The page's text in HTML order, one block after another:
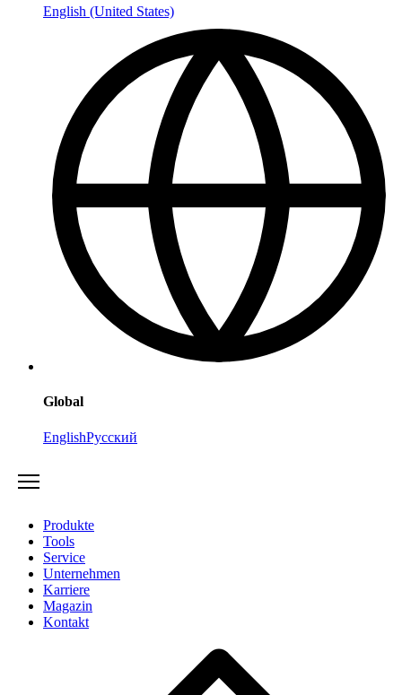
English (United States)
Global
EnglishРусский
Produkte
Tools
Service
Unternehmen
Karriere
Magazin
Kontakt